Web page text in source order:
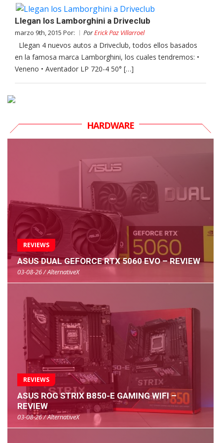
Llegan los Lamborghini a Driveclub
marzo 9th, 2015 Por: PorErick Paz Villarroel
Llegan 4 nuevos autos a Driveclub, todos ellos basados
en la famosa marca Lamborghini, los cuales tendremos: •
Veneno • Aventador LP 720-4 50° […]
HARDWARE
REVIEWS
ASUS DUAL GEFORCE RTX 5060 EVO – REVIEW
03-08-26 / AlternativeX
REVIEWS
ASUS ROG STRIX B850-E GAMING WIFI –
REVIEW
03-08-26 / AlternativeX